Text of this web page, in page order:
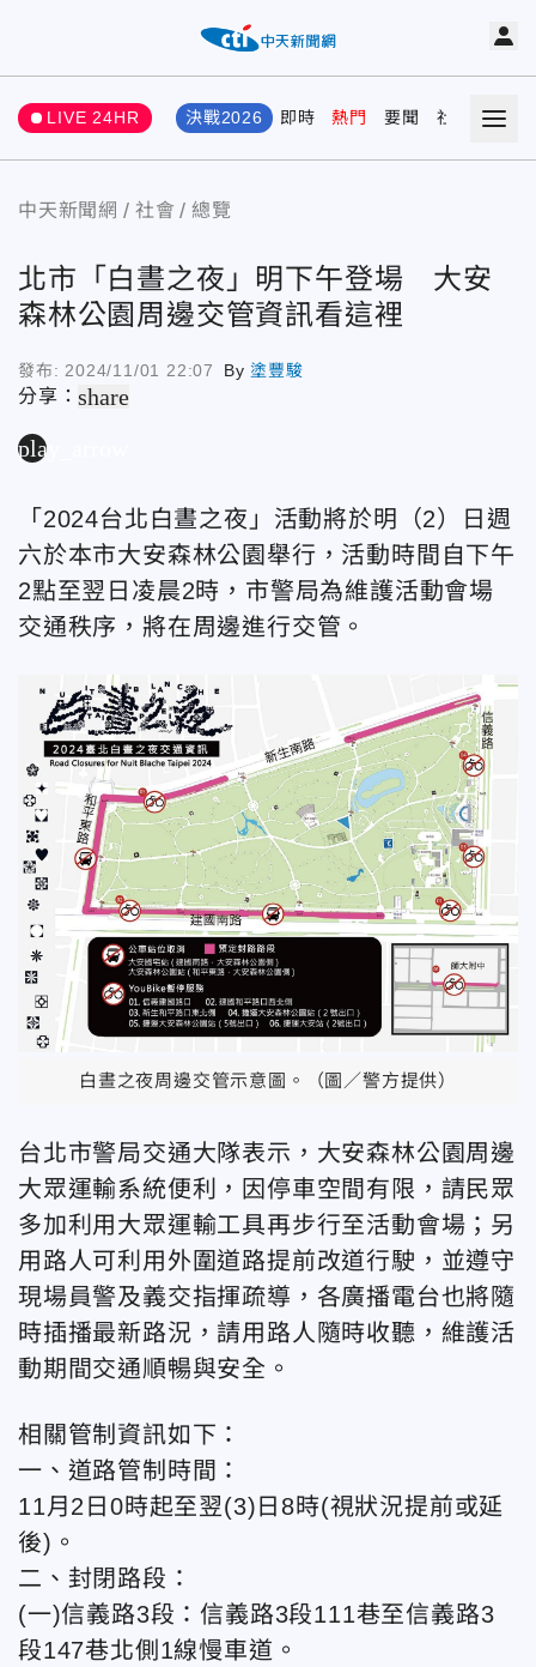
LIVE 24HR 決戰2026 即時 熱門 要聞 社會 娛樂
中天新聞網 社會 總覽
北市「白晝之夜」明下午登場 大安
森林公園周邊交管資訊看這裡
發布: 2024/11/01 22:07 By塗豐駿
分享：share
play_arrow
「2024台北白晝之夜」活動將於明（2）日週
六於本市大安森林公園舉行，活動時間自下午
2點至翌日凌晨2時，市警局為維護活動會場
交通秩序，將在周邊進行交管。
白晝之夜周邊交管示意圖。（圖／警方提供）
台北市警局交通大隊表示，大安森林公園周邊
大眾運輸系統便利，因停車空間有限，請民眾
多加利用大眾運輸工具再步行至活動會場；另
用路人可利用外圍道路提前改道行駛，並遵守
現場員警及義交指揮疏導，各廣播電台也將隨
時插播最新路況，請用路人隨時收聽，維護活
動期間交通順暢與安全。
相關管制資訊如下：
一、道路管制時間：
11月2日0時起至翌(3)日8時(視狀況提前或延
後)。
二、封閉路段：
(一)信義路3段：信義路3段111巷至信義路3
段147巷北側1線慢車道。